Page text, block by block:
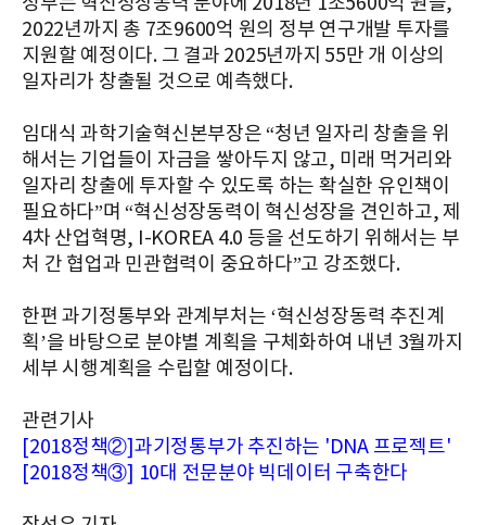
2022년까지 총 7조9600억 원의 정부 연구개발 투자를
지원할 예정이다. 그 결과 2025년까지 55만 개 이상의
일자리가 창출될 것으로 예측했다.
임대식 과학기술혁신본부장은 “청년 일자리 창출을 위
해서는 기업들이 자금을 쌓아두지 않고, 미래 먹거리와
일자리 창출에 투자할 수 있도록 하는 확실한 유인책이
필요하다”며 “혁신성장동력이 혁신성장을 견인하고, 제
4차 산업혁명, I-KOREA 4.0 등을 선도하기 위해서는 부
처 간 협업과 민관협력이 중요하다”고 강조했다.
한편 과기정통부와 관계부처는 ‘혁신성장동력 추진계
획’을 바탕으로 분야별 계획을 구체화하여 내년 3월까지
세부 시행계획을 수립할 예정이다.
관련기사
[2018정책②]과기정통부가 추진하는 'DNA 프로젝트'
[2018정책③] 10대 전문분야 빅데이터 구축한다